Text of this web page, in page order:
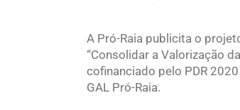
A Pró-Raia publicita o
“Consolidar a Valorização
cofinanciado pelo PDR
GAL Pró-Raia.